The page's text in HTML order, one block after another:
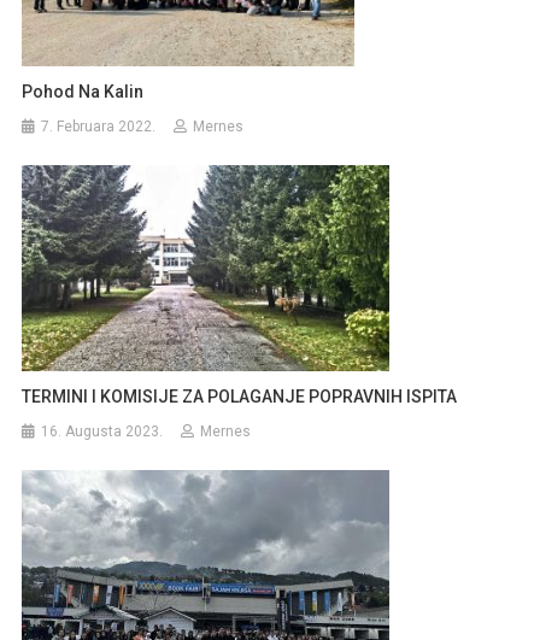
Pohod Na Kalin
7. Februara 2022. Mernes
TERMINI I KOMISIJE ZA POLAGANJE POPRAVNIH ISPITA
16. Augusta 2023. Mernes